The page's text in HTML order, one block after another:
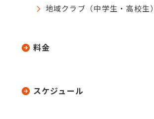
地域クラブ（中学生・高校生）
料金
スケジュール